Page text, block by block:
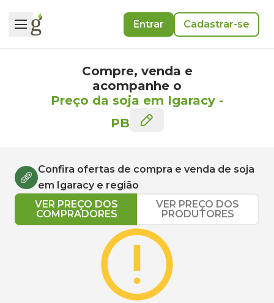
Entrar Cadastrar-se
Compre, venda e
acompanhe o
Preço da soja em Igaracy -
PB
Confira ofertas de compra e venda de soja
em Igaracy e região
VER PREÇO DOS
COMPRADORES
VER PREÇO DOS
PRODUTORES